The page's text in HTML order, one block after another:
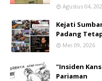
Agustus 04,
Kejati
Padang
Mei 09, 2026
"Insiden
Pariaman